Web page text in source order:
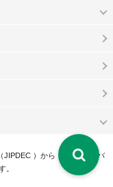
JIPDEC ）から 、「 プライバ
。